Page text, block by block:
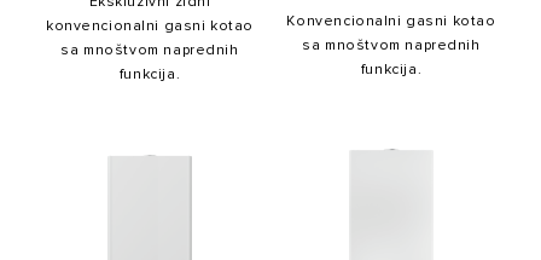
konvencionalni gasni kotao
sa mnoštvom naprednih
funkcija.
Konvencionalni gasni kotao
sa mnoštvom naprednih
funkcija.